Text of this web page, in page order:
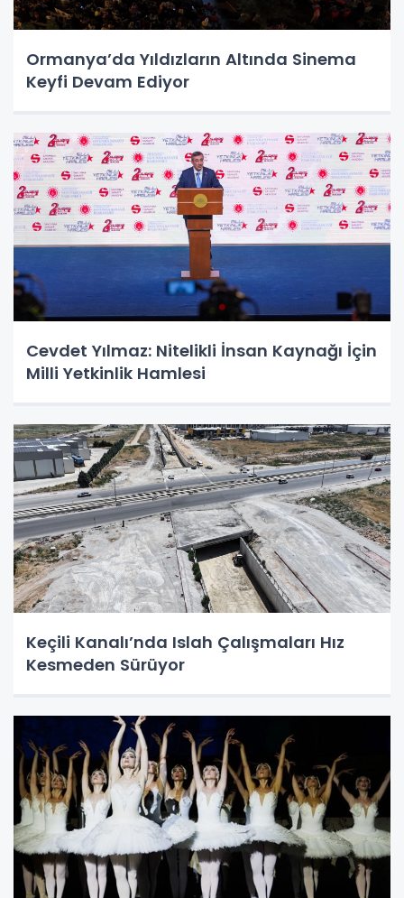
Ormanya’da Yıldızların Altında Sinema
Keyfi Devam Ediyor
Cevdet Yılmaz: Nitelikli İnsan Kaynağı İçin
Milli Yetkinlik Hamlesi
Keçili Kanalı’nda Islah Çalışmaları Hız
Kesmeden Sürüyor